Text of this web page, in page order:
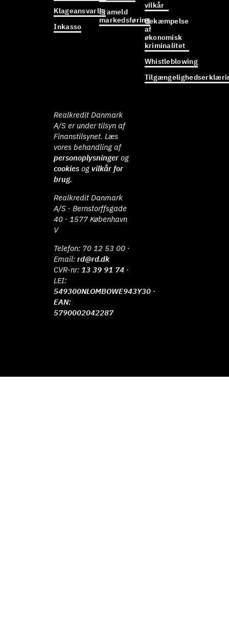
Klageansvarlig
Inkasso
Frameld
markedsføring
vilkår
Bekæmpelse
af
økonomisk
kriminalitet
Whistleblowing
Realkredit Danmark
A/S er under tilsyn af
Finanstilsynet. Læs
vores behandling af
personoplysninger og
cookies ogvilkår for
brug.
Realkredit Danmark
A/S · Bernstorffsgade
40 · 1577 København
V
Telefon: 70 12 53 00 ·
Email:rd@rd.dk
CVR-nr: 13 39 91 74 ·
LEI:
549300NLOMBOWE943Y30 ·
EAN:
5790002042287